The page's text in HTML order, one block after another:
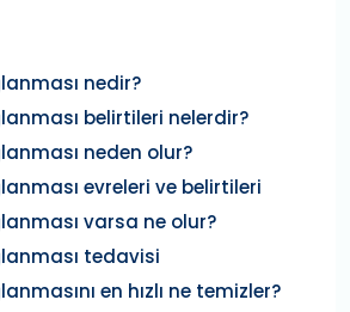
nedir?
belirtileri nelerdir?
neden olur?
evreleri ve belirtileri
varsa ne olur?
tedavisi
en hızlı ne temizler?